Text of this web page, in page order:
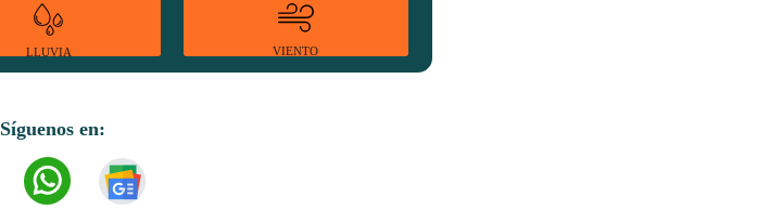
LLUVIA VIENTO
Síguenos en: